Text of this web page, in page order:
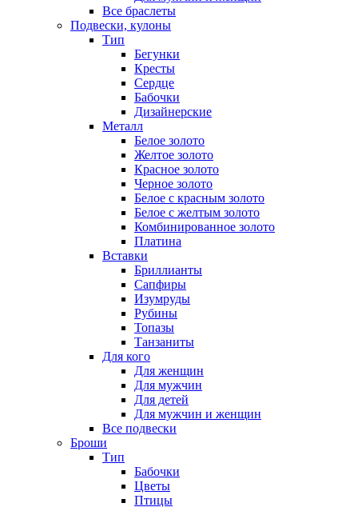
Все браслеты
Подвески, кулоны
Тип
Бегунки
Кресты
Сердце
Бабочки
Дизайнерские
Металл
Белое золото
Желтое золото
Красное золото
Черное золото
Белое с красным золото
Белое с желтым золото
Комбинированное золото
Платина
Вставки
Бриллианты
Сапфиры
Изумруды
Рубины
Топазы
Танзаниты
Для кого
Для женщин
Для мужчин
Для детей
Для мужчин и женщин
Все подвески
Броши
Тип
Бабочки
Цветы
Птицы